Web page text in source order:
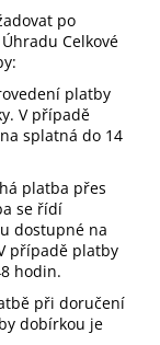
po
Celkové
platby
V případě
splatná do 14
platba přes
se řídí
dostupné na
případě platby
hodin.
při doručení
dobírkou je